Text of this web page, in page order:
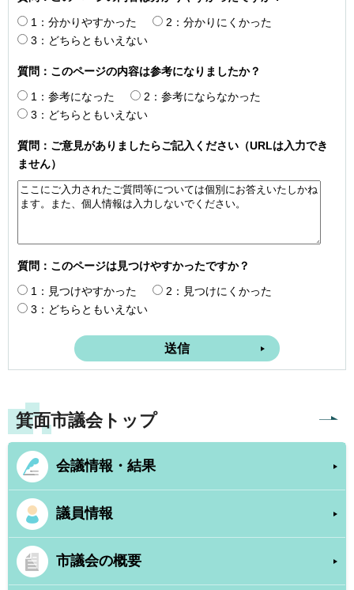
1：分かりやすかった
2：分かりにくかった
3：どちらともいえない
質問：このページの内容は参考になりましたか？
1：参考になった
2：参考にならなかった
3：どちらともいえない
質問：ご意見がありましたらご記入ください（URLは入力でき
ません）
質問：このページは見つけやすかったですか？
1：見つけやすかった
2：見つけにくかった
3：どちらともいえない
箕面市議会トップ
会議情報・結果
議員情報
市議会の概要